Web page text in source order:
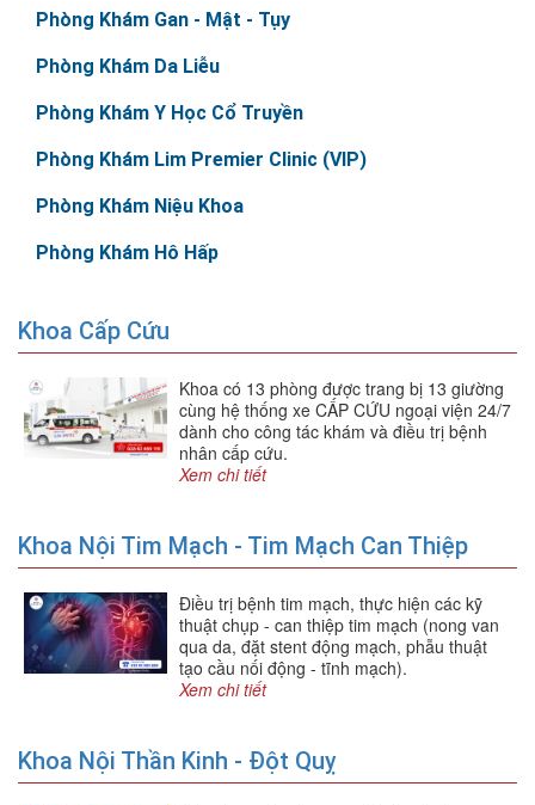
Phòng Khám Gan - Mật - Tụy
Phòng Khám Da Liễu
Phòng Khám Y Học Cổ Truyền
Phòng Khám Lim Premier Clinic (VIP)
Phòng Khám Niệu Khoa
Phòng Khám Hô Hấp
Khoa Cấp Cứu
Khoa có 13 phòng được trang bị 13 giường
cùng hệ thống xe CẤP CỨU ngoại viện 24/7
dành cho công tác khám và điều trị bệnh
nhân cấp cứu.
Xem chi tiết
Khoa Nội Tim Mạch - Tim Mạch Can Thiệp
Điều trị bệnh tim mạch, thực hiện các kỹ
thuật chụp - can thiệp tim mạch (nong van
qua da, đặt stent động mạch, phẫu thuật
tạo cầu nối động - tĩnh mạch).
Xem chi tiết
Khoa Nội Thần Kinh - Đột Quỵ